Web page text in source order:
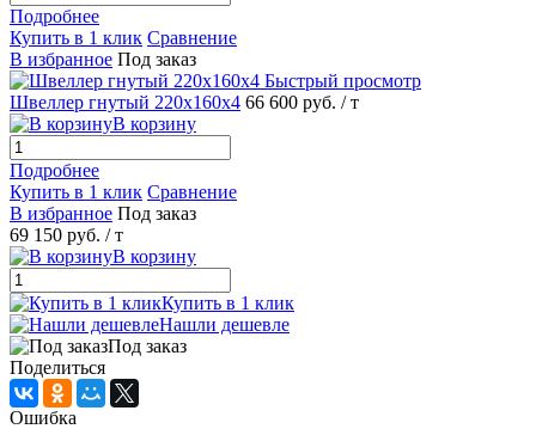
Подробнее
Купить в 1 клик Сравнение
В избранное Под заказ
Быстрый просмотр
Швеллер гнутый 220х160х4 66 600 руб. / т
В корзину
Подробнее
Купить в 1 клик Сравнение
В избранное Под заказ
69 150 руб. / т
В корзину
Купить в 1 клик
Нашли дешевле
Под заказ
Поделиться
Ошибка